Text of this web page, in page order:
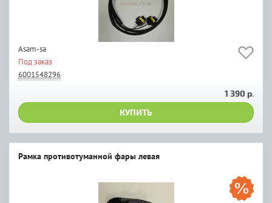
Asam-sa
Под заказ
6001548296
1 390 р.
КУПИТЬ
Рамка противотуманной фары левая